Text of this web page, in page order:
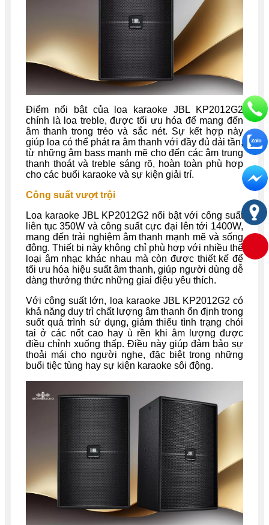
Điểm nổi bật của loa karaoke JBL KP2012G2
chính là loa treble, được tối ưu hóa để mang đến
âm thanh trong trẻo và sắc nét. Sự kết hợp này
giúp loa có thể phát ra âm thanh với đầy đủ dải tần,
từ những âm bass mạnh mẽ cho đến các âm trung
thanh thoát và treble sáng rõ, hoàn toàn phù hợp
cho các buổi karaoke và sự kiện giải trí.
Công suất vượt trội
Loa karaoke JBL KP2012G2 nổi bật với công suất
liên tục 350W và công suất cực đại lên tới 1400W,
mang đến trải nghiệm âm thanh mạnh mẽ và sống
động. Thiết bị này không chỉ phù hợp với nhiều thể
loại âm nhạc khác nhau mà còn được thiết kế để
tối ưu hóa hiệu suất âm thanh, giúp người dùng dễ
dàng thưởng thức những giai điệu yêu thích.
Với công suất lớn, loa karaoke JBL KP2012G2 có
khả năng duy trì chất lượng âm thanh ổn định trong
suốt quá trình sử dụng, giảm thiểu tình trạng chói
tai ở các nốt cao hay ù rền khi âm lượng được
điều chỉnh xuống thấp. Điều này giúp đảm bảo sự
thoải mái cho người nghe, đặc biệt trong những
buổi tiệc tùng hay sự kiện karaoke sôi động.